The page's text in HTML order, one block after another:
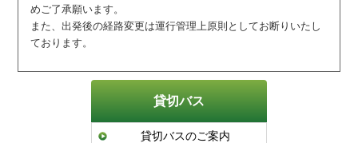
貸切バス
貸切バスのご案内
めご了承願います。
また、出発後の経路変更は運行管理上原則としてお断りいたし
ております。